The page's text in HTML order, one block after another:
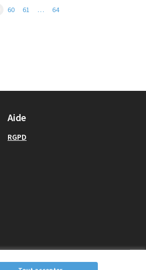
60 61 …
64
Aide
RGPD